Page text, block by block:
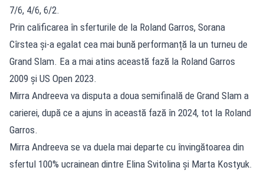
7/6, 4/6, 6/2.
Prin calificarea în sferturile de la Roland Garros, Sorana
Cîrstea și-a egalat cea mai bună performanță la un turneu de
Grand Slam. Ea a mai atins această fază la Roland Garros
2009 și US Open 2023.
Mirra Andreeva va disputa a doua semifinală de Grand Slam a
carierei, după ce a ajuns în această fază în 2024, tot la Roland
Garros.
Mirra Andreeva se va duela mai departe cu învingătoarea din
sfertul 100% ucrainean dintre Elina Svitolina și Marta Kostyuk.